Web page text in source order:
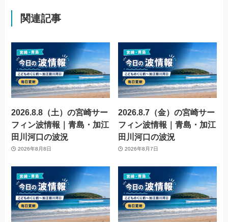
関連記事
2026.8.8（土）の宮崎サー
フィン波情報｜青島・加江
田川河口の波況
2026年8月8日
2026.8.7（金）の宮崎サー
フィン波情報｜青島・加江
田川河口の波況
2026年8月7日